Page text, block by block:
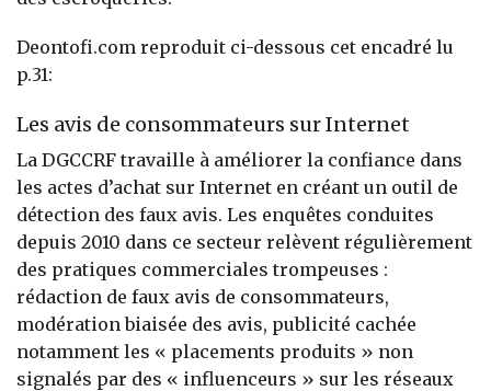
Deontofi.com reproduit ci-dessous cet encadré lu
p.31:
Les avis de consommateurs sur Internet
La DGCCRF travaille à améliorer la confiance dans
les actes d’achat sur Internet en créant un outil de
détection des faux avis. Les enquêtes conduites
depuis 2010 dans ce secteur relèvent régulièrement
des pratiques commerciales trompeuses :
rédaction de faux avis de consommateurs,
modération biaisée des avis, publicité cachée
notamment les « placements produits » non
signalés par des « influenceurs » sur les réseaux